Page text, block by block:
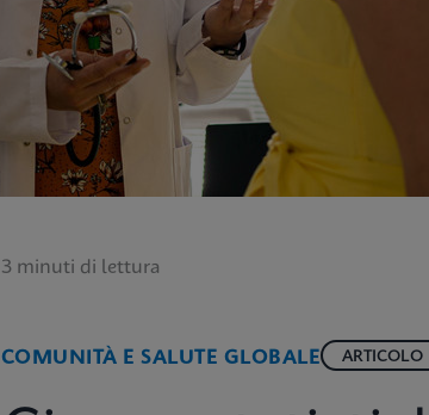
3 minuti di lettura
COMUNITÀ E SALUTE GLOBALE ARTICOLO